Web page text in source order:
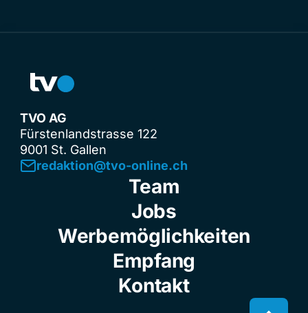
TVO AG
Fürstenlandstrasse 122
9001 St. Gallen
redaktion@tvo-online.ch
Team
Jobs
Werbemöglichkeiten
Empfang
Kontakt